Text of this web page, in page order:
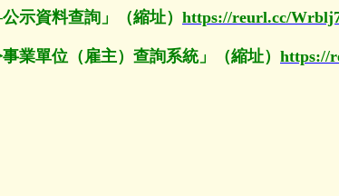
示資料查詢」（縮址） https://reurl.cc/
業單位（雇主）查詢系統」（縮址） https://